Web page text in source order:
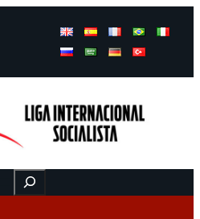
Buscar